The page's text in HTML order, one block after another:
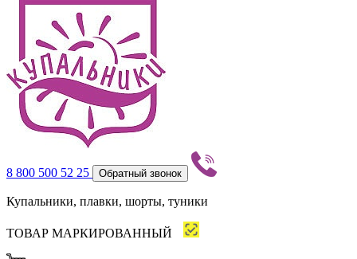
8 800 500 52 25 Обратный звонок
Купальники, плавки, шорты, туники
ТОВАР МАРКИРОВАННЫЙ